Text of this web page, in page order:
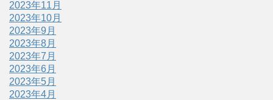
2023年11月
2023年10月
2023年9月
2023年8月
2023年7月
2023年6月
2023年5月
2023年4月